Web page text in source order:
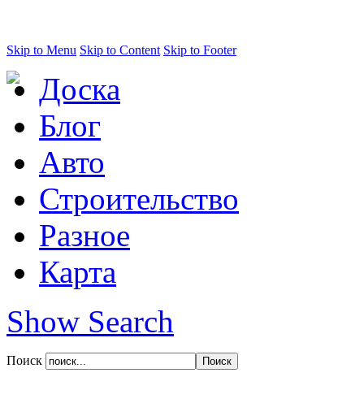
Skip to Menu Skip to Content Skip to Footer
Доска
Блог
Авто
Строительство
Разное
Карта
Show Search
Поиск